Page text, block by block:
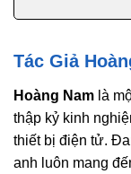
Tác Giả
Hoàng Nam là
thập kỷ kinh
thiết bị điện tử.
anh luôn mang